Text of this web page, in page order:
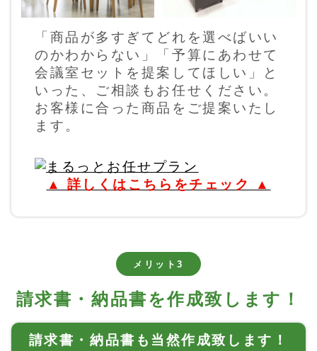
「商品が多すぎてどれを選べばいい
のかわからない」「予算にあわせて
会議室セットを提案してほしい」と
いった、ご相談もお任せください。
お客様に合った商品をご提案いたし
ます。
▲ 詳しくはこちらをチェック ▲
メリット3
請求書・納品書を作成致します！
請求書・納品書も当然作成致します！